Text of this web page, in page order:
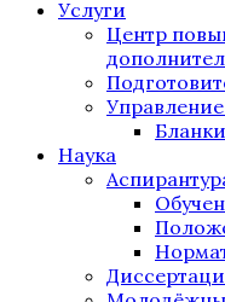
Услуги
Центр
Наука